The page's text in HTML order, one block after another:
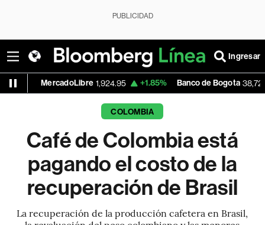
PUBLICIDAD
Ingresar
1,924.95 +1.85% Banco de Bogota 38,720.00 -
COLOMBIA
Café de Colombia está
pagando el costo de la
recuperación de Brasil
La recuperación de la producción cafetera en Brasil,